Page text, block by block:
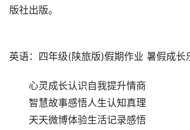
版社出版。
心灵成长认识自我提升情商
智慧故事感悟人生认知真理
天天微博体验生活记录感悟